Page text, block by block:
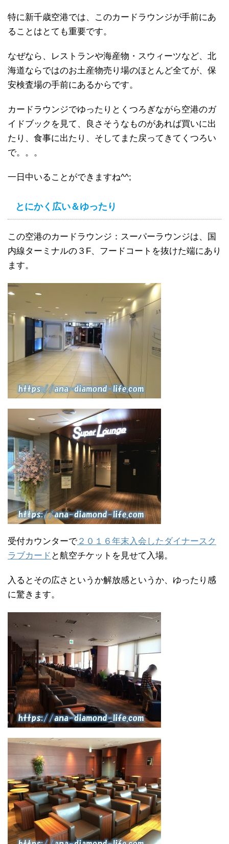
特に新千歳空港では、このカードラウンジが手前にあ
ることはとても重要です。
なぜなら、レストランや海産物・スウィーツなど、北
海道ならではのお土産物売り場のほとんど全てが、保
安検査場の手前にあるからです。
カードラウンジでゆったりとくつろぎながら空港のガ
イドブックを見て、良さそうなものがあれば買いに出
たり、食事に出たり、そしてまた戻ってきてくつろい
で。。。
一日中いることができますね^^;
とにかく広い＆ゆったり
この空港のカードラウンジ：スーパーラウンジは、国
内線ターミナルの３F、フードコートを抜けた端にあり
ます。
受付カウンターで２０１６年末入会 したダイナースク
ラブカード と航空チケットを見せて入場。
入るとその広さというか解放感というか、ゆったり感
に驚きます。